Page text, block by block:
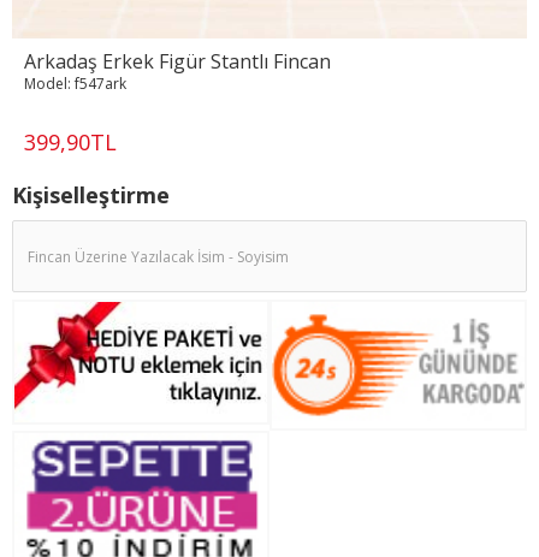
Arkadaş Erkek Figür Stantlı Fincan
399,90TL
Model: f547ark
Kişiselleştirme